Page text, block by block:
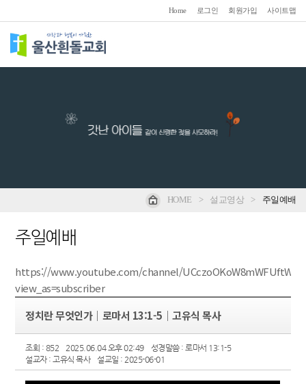
Home 로그인 회원가입 사이트맵
HOME > 설교영상 > 주일예배
주일예배
https://www.youtube.com/channel/
view_as=subscriber
정치란 무엇인가｜로마서 13:1-5｜고유식 목사
조회 : 852 2025.06.04 오후 02:49
성경말씀 : 로마서 13:1-5
설교자 : 고유식 목사
설교일 : 2025-06-01